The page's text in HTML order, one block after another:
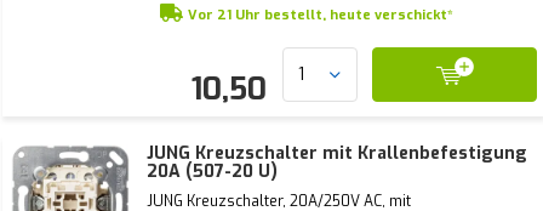
Vor 21 Uhr bestellt, heute verschickt*
10,50
JUNG Kreuzschalter mit Krallenbefestigung
20A (507-20 U)
JUNG Kreuzschalter, 20A/250V AC, mit